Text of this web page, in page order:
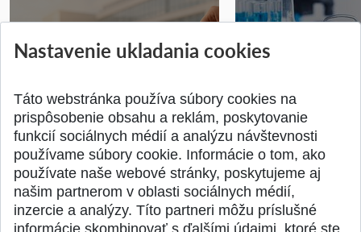
dekana Fakulty chemickej a
Prihlášky na
inžinierske
SPÄŤ NA VRCH
Nastavenie ukladania cookies
Táto webstránka používa súbory cookies na
prispôsobenie obsahu a reklám, poskytovanie
funkcií sociálnych médií a analýzu návštevnosti
používame súbory cookie. Informácie o tom, ako
používate naše webové stránky, poskytujeme aj
našim partnerom v oblasti sociálnych médií,
inzercie a analýzy. Títo partneri môžu príslušné
informácie skombinovať s ďalšími údajmi, ktoré ste